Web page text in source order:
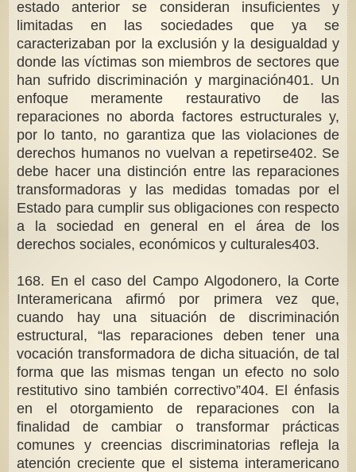
estado anterior se consideran insuficientes y
limitadas en las sociedades que ya se
caracterizaban por la exclusión y la desigualdad y
donde las víctimas son miembros de sectores que
han sufrido discriminación y marginación401. Un
enfoque meramente restaurativo de las
reparaciones no aborda factores estructurales y,
por lo tanto, no garantiza que las violaciones de
derechos humanos no vuelvan a repetirse402. Se
debe hacer una distinción entre las reparaciones
transformadoras y las medidas tomadas por el
Estado para cumplir sus obligaciones con respecto
a la sociedad en general en el área de los
derechos sociales, económicos y culturales403.
168. En el caso del Campo Algodonero, la Corte
Interamericana afirmó por primera vez que,
cuando hay una situación de discriminación
estructural, “las reparaciones deben tener una
vocación transformadora de dicha situación, de tal
forma que las mismas tengan un efecto no solo
restitutivo sino también correctivo”404. El énfasis
en el otorgamiento de reparaciones con la
finalidad de cambiar o transformar prácticas
comunes y creencias discriminatorias refleja la
atención creciente que el sistema interamericano